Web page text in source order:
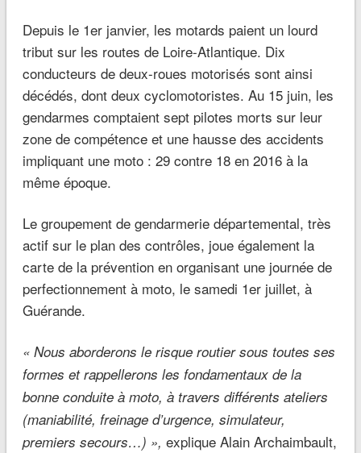
Depuis le 1er janvier, les motards paient un lourd
tribut sur les routes de Loire-Atlantique. Dix
conducteurs de deux-roues motorisés sont ainsi
décédés, dont deux cyclomotoristes. Au 15 juin, les
gendarmes comptaient sept pilotes morts sur leur
zone de compétence et une hausse des accidents
impliquant une moto : 29 contre 18 en 2016 à la
même époque.
Le groupement de gendarmerie départemental, très
actif sur le plan des contrôles, joue également la
carte de la prévention en organisant une journée de
perfectionnement à moto, le samedi 1er juillet, à
Guérande.
« Nous aborderons le risque routier sous toutes ses
formes et rappellerons les fondamentaux de la
bonne conduite à moto, à travers différents ateliers
(maniabilité, freinage d’urgence, simulateur,
premiers secours…) », explique Alain Archaimbault,